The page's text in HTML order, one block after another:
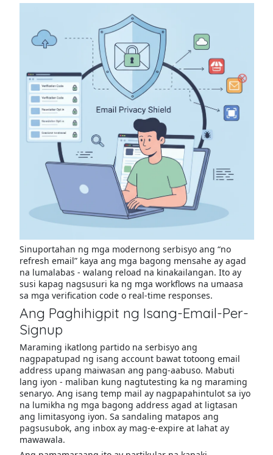
Sinuportahan ng mga modernong serbisyo ang “no
refresh email” kaya ang mga bagong mensahe ay agad
na lumalabas - walang reload na kinakailangan. Ito ay
susi kapag nagsusuri ka ng mga workflows na umaasa
sa mga verification code o real-time responses.
Ang Paghihigpit ng Isang-Email-Per-
Signup
Maraming ikatlong partido na serbisyo ang
nagpapatupad ng isang account bawat totoong email
address upang maiwasan ang pang-aabuso. Mabuti
lang iyon - maliban kung nagtutesting ka ng maraming
senaryo. Ang isang temp mail ay nagpapahintulot sa iyo
na lumikha ng mga bagong address agad at ligtasan
ang limitasyong iyon. Sa sandaling matapos ang
pagsusubok, ang inbox ay mag-e-expire at lahat ay
mawawala.